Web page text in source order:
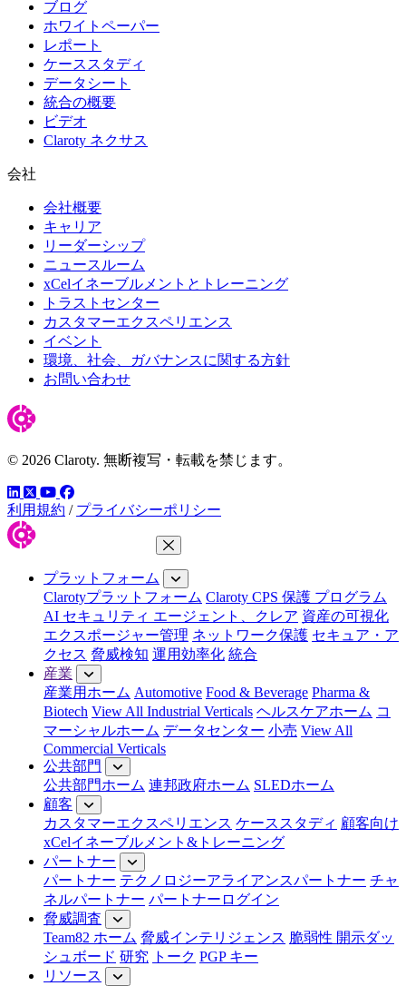
ブログ
ホワイトペーパー
レポート
ケーススタディ
データシート
統合の概要
ビデオ
Claroty ネクサス
会社
会社概要
キャリア
リーダーシップ
ニュースルーム
xCelイネーブルメントとトレーニング
トラストセンター
カスタマーエクスペリエンス
イベント
環境、社会、ガバナンスに関する方針
お問い合わせ
© 2026 Claroty. 無断複写・転載を禁じます。
LinkedIn
ツイッター
YouTube
Facebook
利用規約 / プライバシーポリシー
メニューを閉じる
プラットフォーム
Clarotyプラットフォーム Claroty CPS 保護 プログラム
AI セキュリティ エージェント、クレア 資産の可視化
エクスポージャー管理 ネットワーク保護 セキュア・ア
クセス 脅威検知 運用効率化 統合
産業
産業用ホーム Automotive Food & Beverage Pharma &
Biotech View All Industrial Verticals ヘルスケアホーム コ
マーシャルホーム データセンター 小売 View All
Commercial Verticals
公共部門
公共部門ホーム 連邦政府ホーム SLEDホーム
顧客
カスタマーエクスペリエンス ケーススタディ 顧客向け
xCelイネーブルメント&トレーニング
パートナー
パートナー テクノロジーアライアンスパートナー チャ
ネルパートナー パートナーログイン
脅威調査
Team82 ホーム 脅威インテリジェンス 脆弱性 開示ダッ
シュボード 研究 トーク PGP キー
リソース